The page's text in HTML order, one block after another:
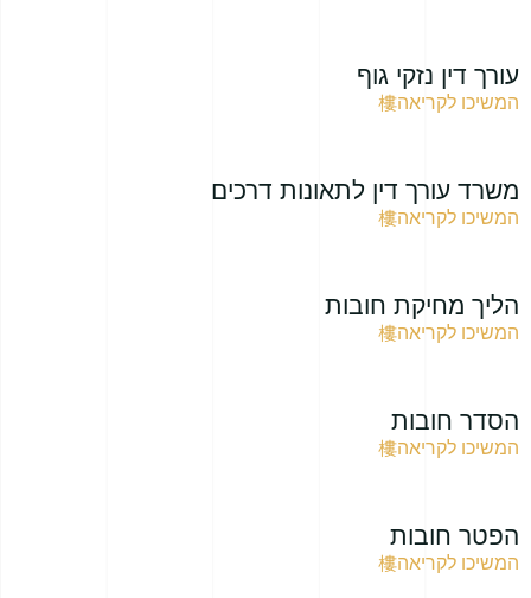
עורך דין נזקי גוף
המשיכו לקריאה
משרד עורך דין לתאונות דרכים
המשיכו לקריאה
הליך מחיקת חובות
המשיכו לקריאה
הסדר חובות
המשיכו לקריאה
הפטר חובות
המשיכו לקריאה